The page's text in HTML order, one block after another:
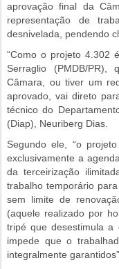
aprovação final da
representação de
desnivelada, pendendo
“Como o projeto 4.302
Serraglio (PMDB/
Câmara, ou tiver um
aprovado, vai direto
técnico do
(Diap), Neuriberg Dias.
Segundo ele, “o
exclusivamente a
da terceirização
trabalho temporário
sem limite de
(aquele realizado por
tripé que desestimula a
impede que o
integralmente